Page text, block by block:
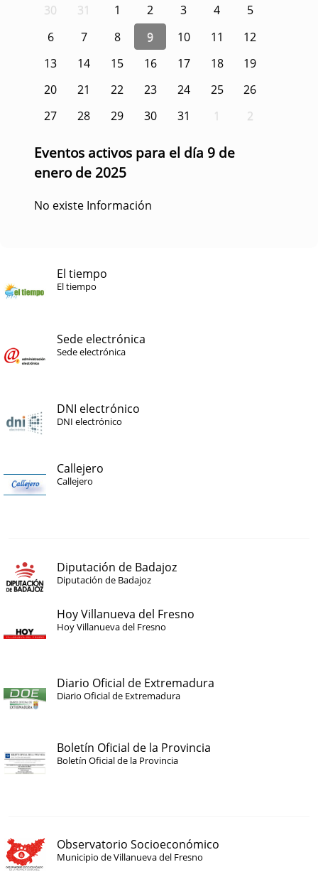
30 31 1 2 3 4
5
6
7 8 9 10 11
12
13
14 15 16 17 18
19
20
21 22 23 24 25
26
27
28 29 30 31 1 2
Eventos activos para el día 9 de
enero de 2025
No existe Información
El tiempo
El tiempo
Sede electrónica
Sede electrónica
DNI electrónico
DNI electrónico
Callejero
Callejero
Diputación de Badajoz
Diputación de Badajoz
Hoy Villanueva del Fresno
Hoy Villanueva del Fresno
Diario Oficial de Extremadura
Diario Oficial de Extremadura
Boletín Oficial de la Provincia
Boletín Oficial de la Provincia
Observatorio Socioeconómico
Municipio de Villanueva del Fresno